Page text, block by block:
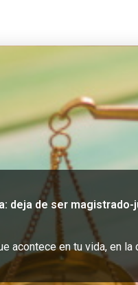
deja de ser magistrado-
acontece en tu vida, en